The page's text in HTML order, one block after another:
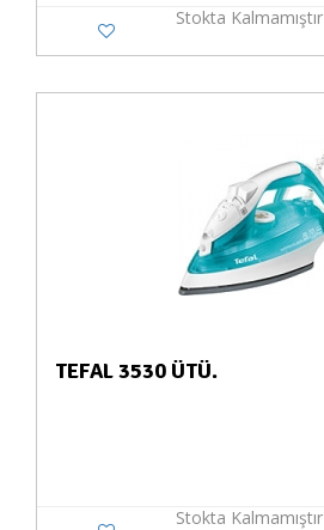
Stokta Kalmamıştır
TEFAL 3530 ÜTÜ.
Stokta Kalmamıştır